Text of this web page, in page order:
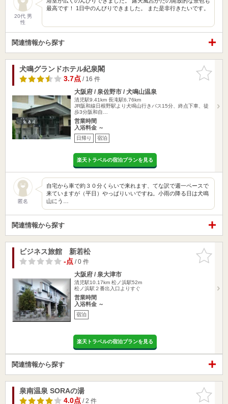
20代 男
性
最高です！ 1日中のんびりできました。 また是非行きたいです。
関連情報から探す
お気に入
りに追加
犬鳴グランドホテル紀泉閣
3.7点/ 16 件
大阪府 / 泉佐野市 / 犬鳴山温泉
清児駅9.41km 長滝駅6.76km
JR阪和線日根野駅より犬鳴山行きバス15分、終点下車、徒
歩3分阪和自…
営業時間
入浴料金 ～
日帰り 宿泊
楽天トラベルの宿泊プランを見る
匿名
自宅から車で約３０分くらいで来れます、てな訳で週一ペースで
来ていますが（平日）やっぱりいいですね。小雨の降る日は犬鳴
山にう…
関連情報から探す
お気に入
りに追加
ビジネス旅館 新若松
-点/ 0 件
大阪府 / 泉大津市
清児駅10.17km 松ノ浜駅52m
松ノ浜駅２番出入口よりすぐ
営業時間
入浴料金 ～
宿泊
楽天トラベルの宿泊プランを見る
関連情報から探す
お気に入
りに追加
泉南温泉 SORAの湯
4.0点/ 2 件